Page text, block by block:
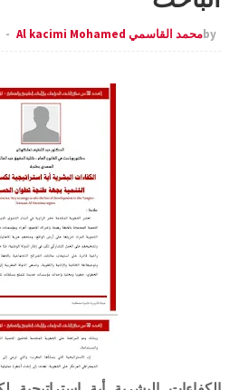
byمحمد القاسمي Al kacimi Mohamed